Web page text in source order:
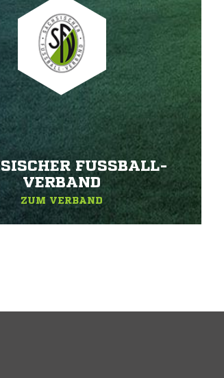
FUSSBALL-V
ERBAND
ZUM VERBAND